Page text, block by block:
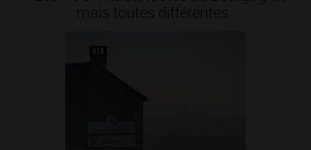
mais toutes différentes